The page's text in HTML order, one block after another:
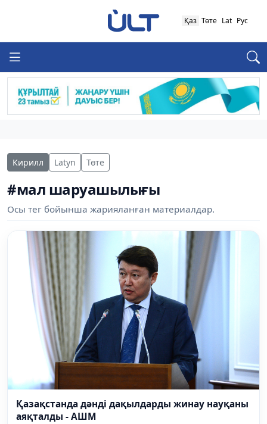
Қаз Төте Lat Рус
Кирилл Latyn Төте
#мал шаруашылығы
Осы тег бойынша жарияланған материалдар.
Қазақстанда дәнді дақылдарды жинау науқаны
аяқталды - АШМ